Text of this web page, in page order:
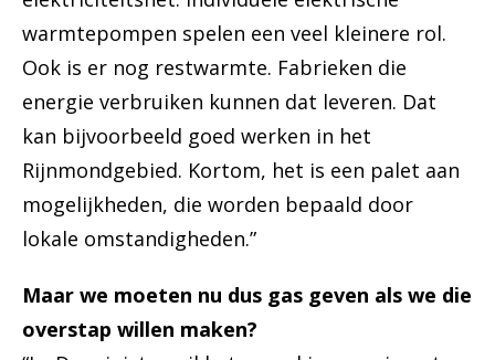
warmtepompen spelen een veel kleinere rol.
Ook is er nog restwarmte. Fabrieken die
energie verbruiken kunnen dat leveren. Dat
kan bijvoorbeeld goed werken in het
Rijnmondgebied. Kortom, het is een palet aan
mogelijkheden, die worden bepaald door
lokale omstandigheden.”
Maar we moeten nu dus gas geven als we die
overstap willen maken?